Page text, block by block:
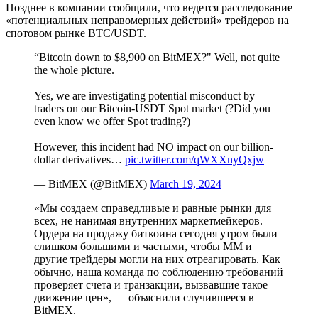
Позднее в компании сообщили, что ведется расследование
«потенциальных неправомерных действий» трейдеров на
спотовом рынке BTC/USDT.
“Bitcoin down to $8,900 on BitMEX?" Well, not quite
the whole picture.
Yes, we are investigating potential misconduct by
traders on our Bitcoin-USDT Spot market (?Did you
even know we offer Spot trading?)
However, this incident had NO impact on our billion-
dollar derivatives… pic.twitter.com/qWXXnyQxjw
— BitMEX (@BitMEX) March 19, 2024
«Мы создаем справедливые и равные рынки для
всех, не нанимая внутренних маркетмейкеров.
Ордера на продажу биткоина сегодня утром были
слишком большими и частыми, чтобы MM и
другие трейдеры могли на них отреагировать. Как
обычно, наша команда по соблюдению требований
проверяет счета и транзакции, вызвавшие такое
движение цен», — объяснили случившееся в
BitMEX.